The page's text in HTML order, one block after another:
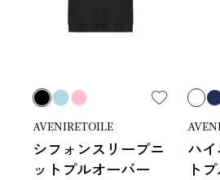
AVENIRETOILE
シフォンスリーブニ
ットプルオーバー
ハ
ト